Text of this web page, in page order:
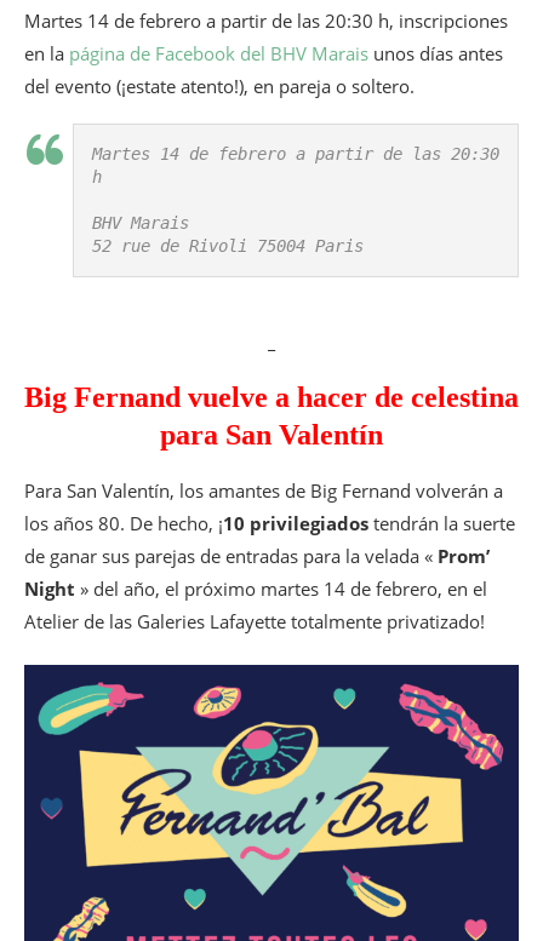
Martes 14 de febrero a partir de las 20:30 h, inscripciones
en la página de Facebook del BHV Marais unos días antes
del evento (¡estate atento!), en pareja o soltero.
Martes 14 de febrero a partir de las 20:30
h
BHV Marais
52 rue de Rivoli 75004 Paris
Big Fernand vuelve a hacer de celestina
para San Valentín
Para San Valentín, los amantes de Big Fernand volverán a
los años 80. De hecho, ¡10 privilegiados tendrán la suerte
de ganar sus parejas de entradas para la velada « Prom’
Night » del año, el próximo martes 14 de febrero, en el
Atelier de las Galeries Lafayette totalmente privatizado!